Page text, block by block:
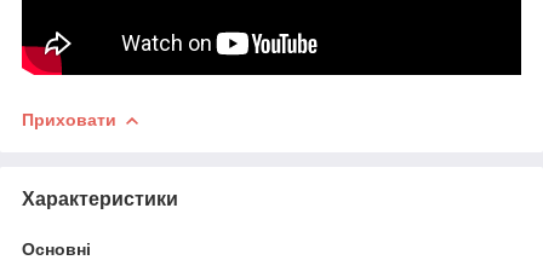
Приховати
Характеристики
Основні